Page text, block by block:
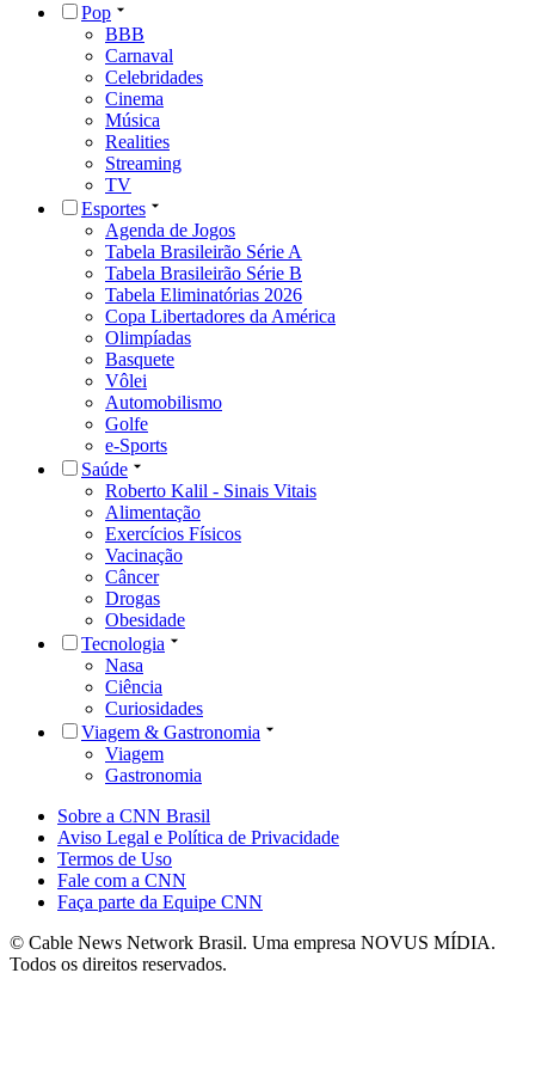
Pop
BBB
Carnaval
Celebridades
Cinema
Música
Realities
Streaming
TV
Esportes
Agenda de Jogos
Tabela Brasileirão Série A
Tabela Brasileirão Série B
Tabela Eliminatórias 2026
Copa Libertadores da América
Olimpíadas
Basquete
Vôlei
Automobilismo
Golfe
e-Sports
Saúde
Roberto Kalil - Sinais Vitais
Alimentação
Exercícios Físicos
Vacinação
Câncer
Drogas
Obesidade
Tecnologia
Nasa
Ciência
Curiosidades
Viagem & Gastronomia
Viagem
Gastronomia
Sobre a CNN Brasil
Aviso Legal e Política de Privacidade
Termos de Uso
Fale com a CNN
Faça parte da Equipe CNN
© Cable News Network Brasil. Uma empresa NOVUS MÍDIA.
Todos os direitos reservados.